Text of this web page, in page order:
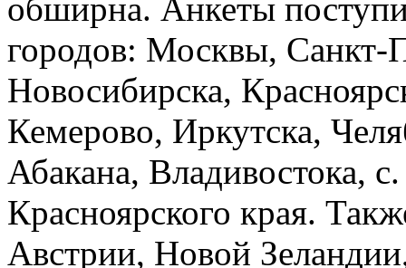
обширна. Анкеты
городов: Москвы, Санкт-
Новосибирска,
Кемерово, Иркутска,
Абакана, Владивостока,
Красноярского края.
Австрии, Новой